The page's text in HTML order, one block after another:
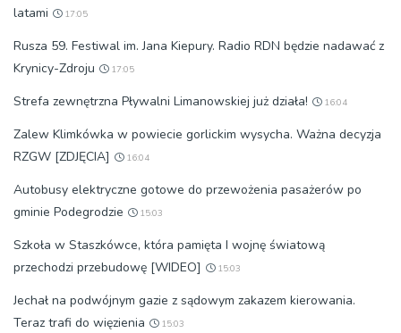
latami
17:05
Rusza 59. Festiwal im. Jana Kiepury. Radio RDN będzie nadawać z
Krynicy-Zdroju
17:05
Strefa zewnętrzna Pływalni Limanowskiej już działa! 16:04
Zalew Klimkówka w powiecie gorlickim wysycha. Ważna decyzja
RZGW [ZDJĘCIA]
16:04
Autobusy elektryczne gotowe do przewożenia pasażerów po
gminie Podegrodzie
15:03
Szkoła w Staszkówce, która pamięta I wojnę światową
przechodzi przebudowę [WIDEO]
15:03
Jechał na podwójnym gazie z sądowym zakazem kierowania.
Teraz trafi do więzienia
15:03